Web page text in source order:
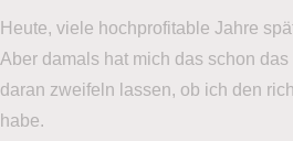
Heute, viele hochprofitable Jahre
Aber damals hat mich das schon das
daran zweifeln lassen, ob ich den
habe.